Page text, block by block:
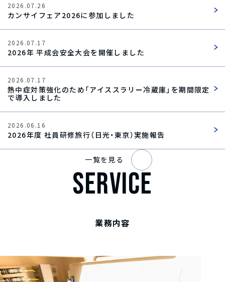
2026.07.26
カンサイフェア2026に参加しました
2026.07.17
2026年 平成会安全大会を開催しました
2026.07.17
熱中症対策強化のため「アイススラリー冷蔵庫」を期間限定
で導入しました
2026.06.16
2026年度 社員研修旅行（日光・東京）実施報告
一覧を見る
SERVICE
業務内容